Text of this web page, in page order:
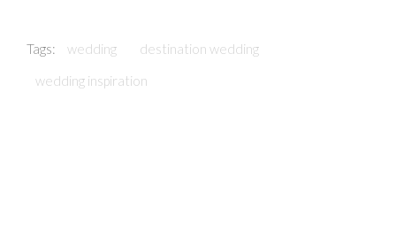
Tags: wedding
destination wedding
wedding inspiration